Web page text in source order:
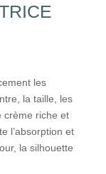
les
la taille, les
crème riche et
l’absorption et
la silhouette